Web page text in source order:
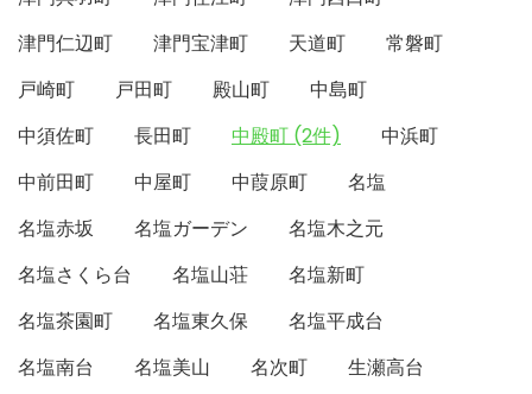
津門仁辺町
津門宝津町 天道町
常磐町
戸崎町
戸田町 殿山町
中島町
中須佐町
長田町 中殿町 (2件)
中浜町
中前田町
中屋町 中葭原町
名塩
名塩赤坂
名塩ガーデン
名塩木之元
名塩さくら台
名塩山荘
名塩新町
名塩茶園町
名塩東久保
名塩平成台
名塩南台
名塩美山 名次町
生瀬高台